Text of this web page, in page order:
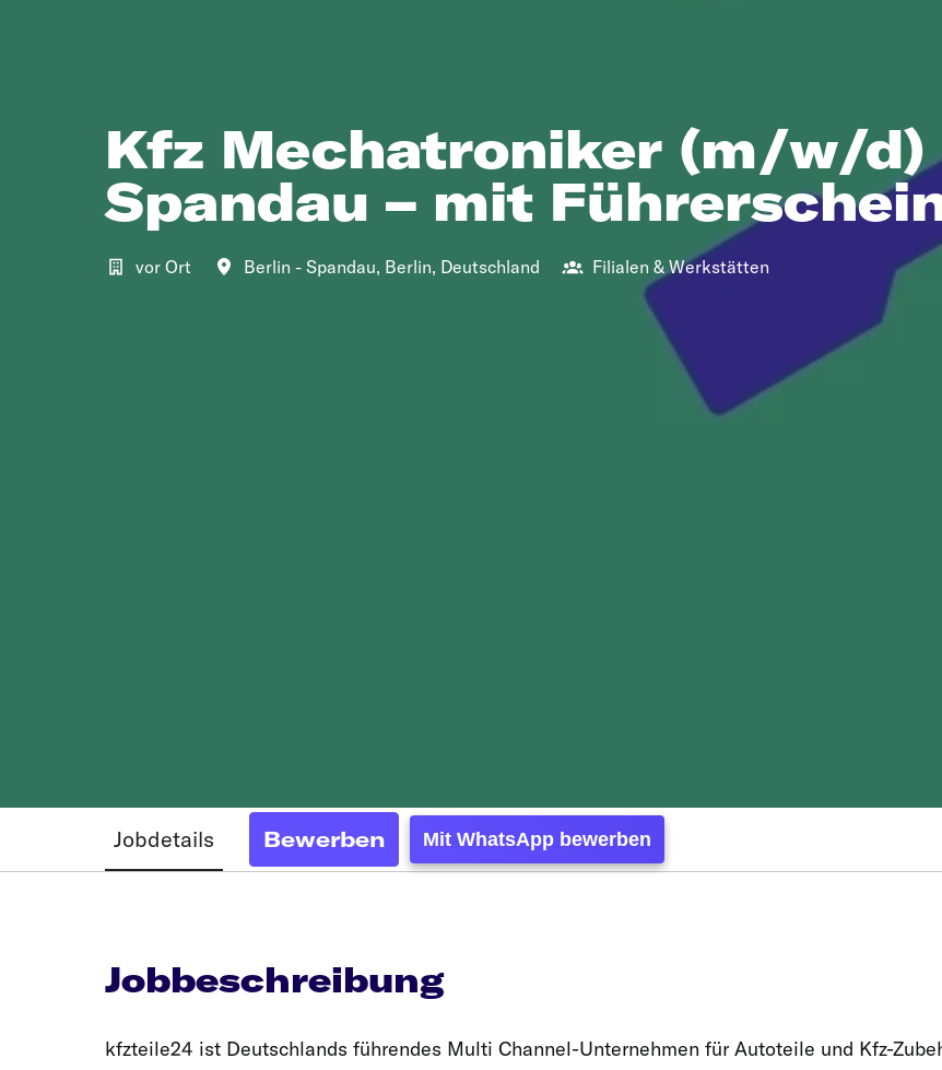
Kfz Mechatroniker (m/w/d)
Spandau – mit
vor Ort Berlin - Spandau, Berlin, Deutschland Filialen & Werkstätten
Jobdetails Bewerben Mit WhatsApp bewerben
Jobbeschreibung
kfzteile24 ist Deutschlands führendes Multi Channel-Unternehmen für Autoteile und Kfz-